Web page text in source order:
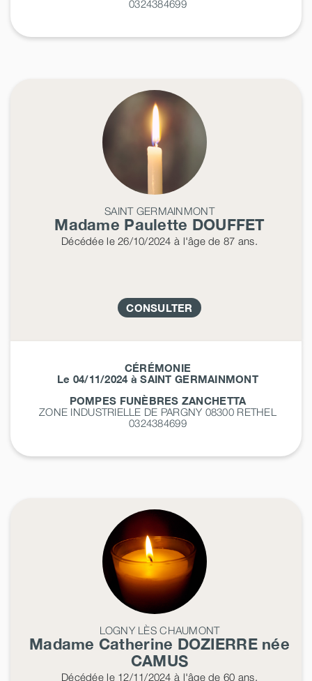
0324384699
SAINT GERMAINMONT
Madame Paulette DOUFFET
Décédéele 26/10/2024 à l'âge de 87 ans.
CONSULTER
CÉRÉMONIE
Le 04/11/2024 à SAINT GERMAINMONT
POMPES FUNÈBRES ZANCHETTA
ZONE INDUSTRIELLE DE PARGNY 08300 RETHEL
0324384699
LOGNY LÈS CHAUMONT
Madame Catherine DOZIERREnée
CAMUS
Décédéele 12/11/2024 à l'âge de 60 ans.